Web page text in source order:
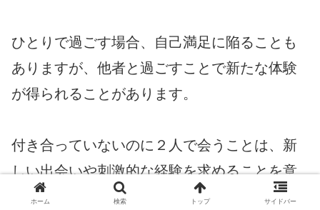
ひとりで過ごす場合、自己満足に陥ることも
ありますが、他者と過ごすことで新たな体験
が得られることがあります。
付き合っていないのに２人で会うことは、新
しい出会いや刺激的な経験を求めることを意
味する場合もあります。
ホーム 検索 トップ サイドバー